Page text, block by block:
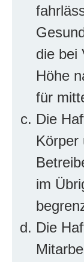
die bei
Höhe
für
Die
Körper
im
Die